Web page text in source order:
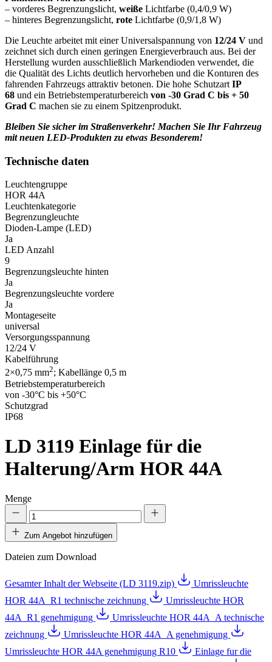
– vorderes Begrenzungslicht, weiße Lichtfarbe (0,4/0,9 W)
– hinteres Begrenzungslicht, rote Lichtfarbe (0,9/1,8 W)
Die Leuchte arbeitet mit einer Universalspannung von 12/24 V und
zeichnet sich durch einen geringen Energieverbrauch aus. Bei der
Herstellung wurden ausschließlich Markendioden verwendet, die
die Qualität des Lichts deutlich hervorheben und die Konturen des
fahrenden Fahrzeugs attraktiv betonen. Die hohe Schutzart IP
68 und ein Betriebstemperaturbereich von -30 Grad C bis + 50
Grad C machen sie zu einem Spitzenprodukt.
Bleiben Sie sicher im Straßenverkehr! Machen Sie Ihr Fahrzeug
mit neuen LED-Produkten zu etwas Besonderem!
Technische daten
Leuchtengruppe
HOR 44A
Leuchtenkategorie
Begrenzungleuchte
Dioden-Lampe (LED)
Ja
LED Anzahl
9
Begrenzungsleuchte hinten
Ja
Begrenzungsleuchte vordere
Ja
Montageseite
universal
Versorgungsspannung
12/24 V
Kabelführung
2×0,75 mm2; Kabellänge 0,5 m
Betriebstemperaturbereich
von -30°C bis +50°C
Schutzgrad
IP68
LD 3119 Einlage für die
Halterung/Arm HOR 44A
Menge
Zum Angebot hinzufügen
Dateien zum Download
Gesamter Inhalt der Webseite (LD 3119.zip)
Umrissleuchte
HOR 44A_R1 technische zeichnung
Umrissleuchte HOR
44A_R1 genehmigung
Umrissleuchte HOR 44A_A technische
zeichnung
Umrissleuchte HOR 44A_A genehmigung
Umrissleuchte HOR 44A genehmigung R10
Einlage fur die